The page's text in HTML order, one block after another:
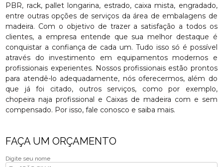
PBR, rack, pallet longarina, estrado, caixa mista, engradado,
entre outras opções de serviços da área de embalagens de
madeira. Com o objetivo de trazer a satisfação a todos os
clientes, a empresa entende que sua melhor destaque é
conquistar a confiança de cada um. Tudo isso só é possível
através do investimento em equipamentos modernos e
profissionais experientes. Nossos profissionais estão prontos
para atendê-lo adequadamente, nós oferecermos, além do
que já foi citado, outros serviços, como por exemplo,
chopeira naja profissional e Caixas de madeira com e sem
compensado. Por isso, fale conosco e saiba mais.
FAÇA UM ORÇAMENTO
Digite seu nome